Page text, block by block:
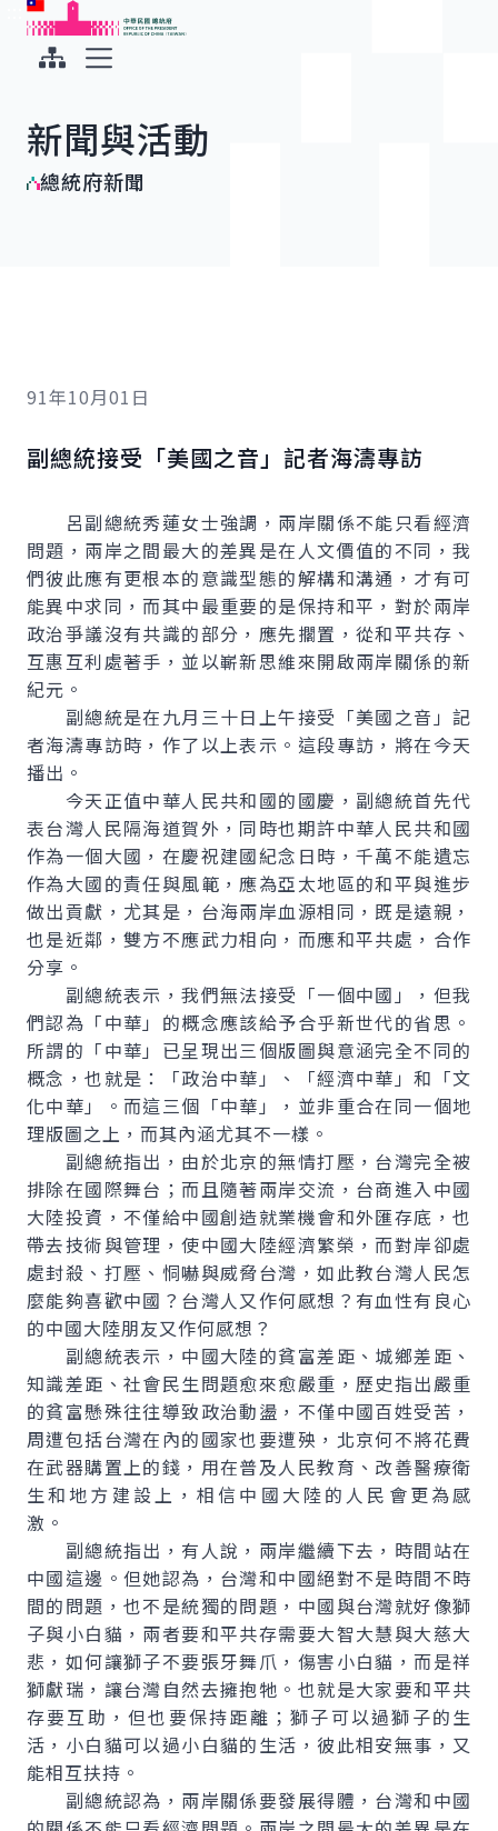
跳到主要內容
中華民國總統府
新聞與活動
總統府新聞
91年10月01日
副總統接受「美國之音」記者海濤專訪
呂副總統秀蓮女士強調，兩岸關係不能只看經濟
問題，兩岸之間最大的差異是在人文價值的不同，我
們彼此應有更根本的意識型態的解構和溝通，才有可
能異中求同，而其中最重要的是保持和平，對於兩岸
政治爭議沒有共識的部分，應先擱置，從和平共存、
互惠互利處著手，並以嶄新思維來開啟兩岸關係的新
紀元。
副總統是在九月三十日上午接受「美國之音」記
者海濤專訪時，作了以上表示。這段專訪，將在今天
播出。
今天正值中華人民共和國的國慶，副總統首先代
表台灣人民隔海道賀外，同時也期許中華人民共和國
作為一個大國，在慶祝建國紀念日時，千萬不能遺忘
作為大國的責任與風範，應為亞太地區的和平與進步
做出貢獻，尤其是，台海兩岸血源相同，既是遠親，
也是近鄰，雙方不應武力相向，而應和平共處，合作
分享。
副總統表示，我們無法接受「一個中國」，但我
們認為「中華」的概念應該給予合乎新世代的省思。
所謂的「中華」已呈現出三個版圖與意涵完全不同的
概念，也就是：「政治中華」、「經濟中華」和「文
化中華」。而這三個「中華」，並非重合在同一個地
理版圖之上，而其內涵尤其不一樣。
副總統指出，由於北京的無情打壓，台灣完全被
排除在國際舞台；而且隨著兩岸交流，台商進入中國
大陸投資，不僅給中國創造就業機會和外匯存底，也
帶去技術與管理，使中國大陸經濟繁榮，而對岸卻處
處封殺、打壓、恫嚇與威脅台灣，如此教台灣人民怎
麼能夠喜歡中國？台灣人又作何感想？有血性有良心
的中國大陸朋友又作何感想？
副總統表示，中國大陸的貧富差距、城鄉差距、
知識差距、社會民生問題愈來愈嚴重，歷史指出嚴重
的貧富懸殊往往導致政治動盪，不僅中國百姓受苦，
周遭包括台灣在內的國家也要遭殃，北京何不將花費
在武器購置上的錢，用在普及人民教育、改善醫療衛
生和地方建設上，相信中國大陸的人民會更為感
激。
副總統指出，有人說，兩岸繼續下去，時間站在
中國這邊。但她認為，台灣和中國絕對不是時間不時
間的問題，也不是統獨的問題，中國與台灣就好像獅
子與小白貓，兩者要和平共存需要大智大慧與大慈大
悲，如何讓獅子不要張牙舞爪，傷害小白貓，而是祥
獅獻瑞，讓台灣自然去擁抱牠。也就是大家要和平共
存要互助，但也要保持距離；獅子可以過獅子的生
活，小白貓可以過小白貓的生活，彼此相安無事，又
能相互扶持。
副總統認為，兩岸關係要發展得體，台灣和中國